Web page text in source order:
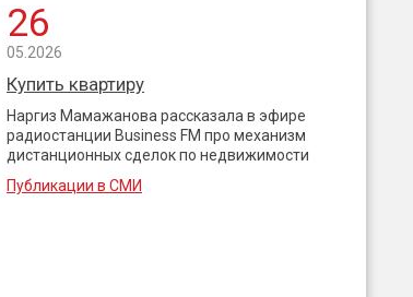
26
05.2026
Купить квартиру
Наргиз Мамажанова рассказала в эфире
радиостанции Business FM про механизм
дистанционных сделок по недвижимости
Публикации в СМИ